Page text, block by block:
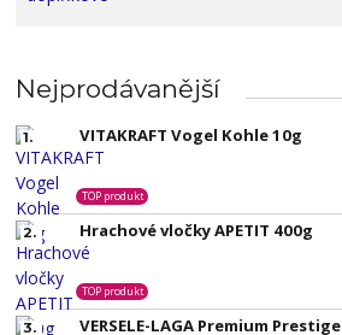
Nejprodávanější
1. VITAKRAFT Vogel Kohle 10g
TOP produkt
2. Hrachové vločky APETIT 400g
TOP produkt
3.
VERSELE-LAGA Premium Prestige